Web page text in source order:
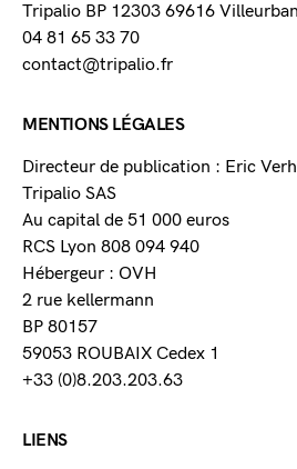
Tripalio BP 12303 69616
04 81 65 33 70
contact@tripalio.fr
MENTIONS LÉGALES
Directeur de publication : Eric
Tripalio SAS
Au capital de 51 000 euros
RCS Lyon 808 094 940
Hébergeur : OVH
2 rue kellermann
BP 80157
59053 ROUBAIX Cedex 1
+33 (0)8.203.203.63
LIENS